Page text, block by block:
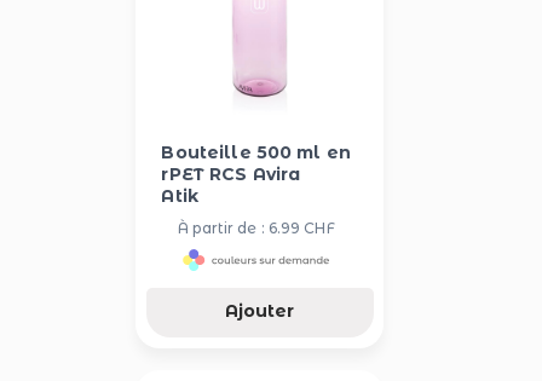
Bouteille 500 ml en
rPET RCS Avira
Atik
À partir de : 6.99 CHF
Ajouter